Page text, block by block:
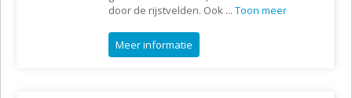
door de rijstvelden. Ook ... Toon meer
Meer informatie